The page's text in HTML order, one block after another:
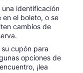
identificación
el boleto, o se
cambios de
cupón para
opciones de
¡lea